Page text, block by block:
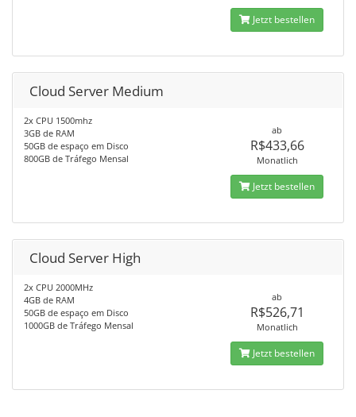
Jetzt bestellen
Cloud Server Medium
2x CPU 1500mhz
3GB de RAM
50GB de espaço em Disco
800GB de Tráfego Mensal
ab
R$433,66
Monatlich
Jetzt bestellen
Cloud Server High
2x CPU 2000MHz
4GB de RAM
50GB de espaço em Disco
1000GB de Tráfego Mensal
ab
R$526,71
Monatlich
Jetzt bestellen